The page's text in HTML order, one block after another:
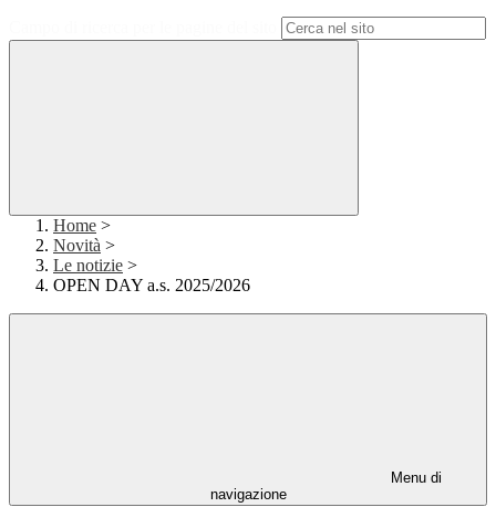
Home >
Novità >
Le notizie >
OPEN DAY a.s. 2025/2026
Menu di
navigazione